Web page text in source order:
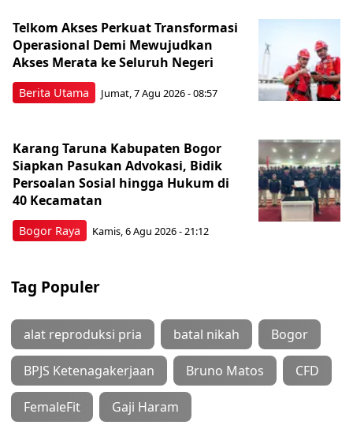
Berita Utama
Telkom Akses Perkuat Transformasi
Operasional Demi Mewujudkan
Akses Merata ke Seluruh Negeri
Jumat, 7 Agu 2026 - 08:57
Bogor Raya
Karang Taruna Kabupaten Bogor
Siapkan Pasukan Advokasi, Bidik
Persoalan Sosial hingga Hukum di
40 Kecamatan
Kamis, 6 Agu 2026 - 21:12
Tag Populer
alat reproduksi pria batal nikah Bogor
BPJS Ketenagakerjaan Bruno Matos CFD
FemaleFit Gaji Haram